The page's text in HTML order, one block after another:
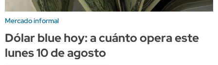
Mercado informal
Dólar blue hoy: a cuánto opera este
lunes 10 de agosto